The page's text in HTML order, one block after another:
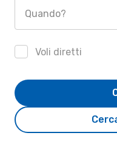
Quando?
Voli diretti